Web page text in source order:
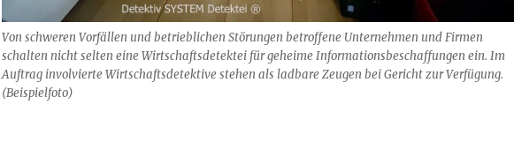
Von schweren Vorfällen und betrieblichen Störungen betroffene Unternehmen und Firmen
schalten nicht selten eine Wirtschaftsdetektei für geheime Informationsbeschaffungen ein. Im
Auftrag involvierte Wirtschaftsdetektive stehen als ladbare Zeugen bei Gericht zur Verfügung.
(Beispielfoto)